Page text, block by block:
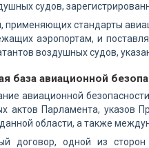
судов,
применяющих стандарты
аэропортам, и
воздушных судов,
база авиационной
авиационной
актов Парламента, указов
области, а также
договор, одной из